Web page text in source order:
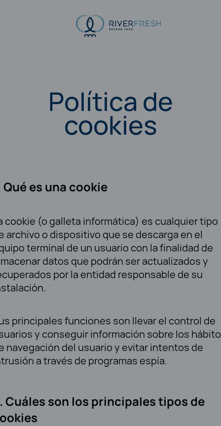
Política de
cookies
Qué es una cookie
cookie (o galleta informática) es cualquier tipo
archivo o dispositivo que se descarga en el
terminal de un usuario con la finalidad de
datos que podrán ser actualizados y
por la entidad responsable de su
principales funciones son llevar el control de
y conseguir información sobre los
navegación del usuario y evitar intentos de
a través de programas espía.
Cuáles son los principales tipos de